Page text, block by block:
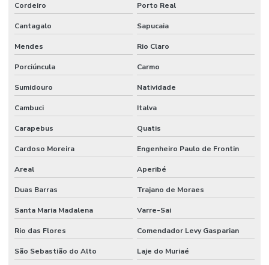
Cordeiro Porto Real
Cantagalo Sapucaia
Mendes Rio Claro
Porciúncula Carmo
Sumidouro Natividade
Cambuci Italva
Carapebus Quatis
Cardoso Moreira Engenheiro Paulo de Frontin
Areal Aperibé
Duas Barras Trajano de Moraes
Santa Maria Madalena Varre-Sai
Rio das Flores Comendador Levy Gasparian
São Sebastião do Alto Laje do Muriaé